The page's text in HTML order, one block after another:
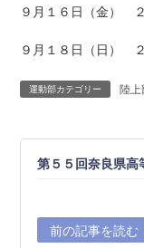
９月１６日（金）
９月１８日（日）
運動部カテゴリー 陸上
第５５回奈良県高
前の記事を読む